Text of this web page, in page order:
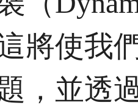
將使我
，並透